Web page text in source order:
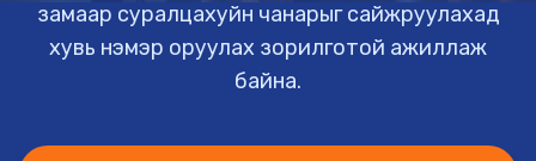
замаар суралцахуйн чанарыг сайжруулахад
хувь нэмэр оруулах зорилготой ажиллаж
байна.